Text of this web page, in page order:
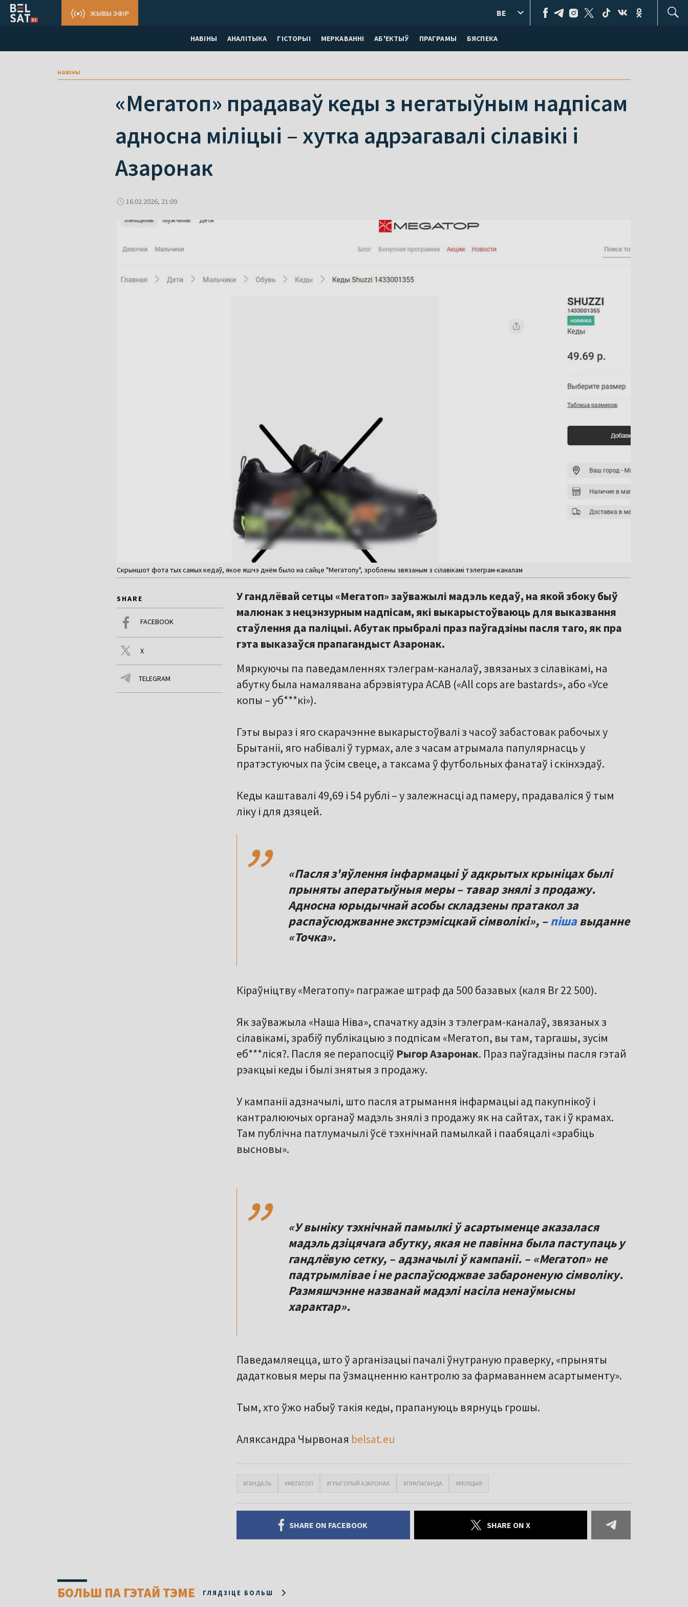
НАВІНЫ АНАЛІТЫКА ГІСТОРЫІ МЕРКАВАННI АБ'ЕКТЫЎ ПРАГРАМЫ БЯСПЕКА
ЖЫВЫ ЭФІР BE
навіны
«Мегатоп» прадаваў кеды з негатыўным надпісам
адносна міліцыі – хутка адрэагавалі сілавікі і
Азаронак
16.02.2026, 21:09
Скрыншот фота тых самых кедаў, якое яшчэ днём было на сайце "Мегатопу", зроблены звязаным з сілавікамі тэлеграм-каналам
SHARE
FACEBOOK
X
TELEGRAM
У гандлёвай сетцы «Мегатоп» заўважылі мадэль кедаў, на якой збоку быў
малюнак з нецэнзурным надпісам, які выкарыстоўваюць для выказвання
стаўлення да паліцыі. Абутак прыбралі праз паўгадзіны пасля таго, як пра
гэта выказаўся прапагандыст Азаронак.
Мяркуючы па паведамленнях тэлеграм-каналаў, звязаных з сілавікамі, на
абутку была намалявана абрэвіятура ACAB («All cops are bastards», або «Усе
копы – уб***кі»).
Гэты выраз і яго скарачэнне выкарыстоўвалі з часоў забастовак рабочых у
Брытаніі, яго набівалі ў турмах, але з часам атрымала папулярнасць у
пратэстуючых па ўсім свеце, а таксама ў футбольных фанатаў і скінхэдаў.
Кеды каштавалі 49,69 і 54 рублі – у залежнасці ад памеру, прадаваліся ў тым
ліку і для дзяцей.
,,
«Пасля з'яўлення інфармацыі ў адкрытых крыніцах былі
прыняты аператыўныя меры – тавар знялі з продажу.
Адносна юрыдычнай асобы складзены пратакол за
распаўсюджванне экстрэмісцкай сімволікі», –пішавыданне
«Точка».
Кіраўніцтву «Мегатопу» пагражае штраф да 500 базавых (каля Br 22 500).
Як заўважыла «Наша Ніва», спачатку адзін з тэлеграм-каналаў, звязаных з
сілавікамі, зрабіў публікацыю з подпісам «Мегатоп, вы там, таргашы, зусім
еб***ліся?. Пасля яе перапосціў Рыгор Азаронак. Праз паўгадзіны пасля гэтай
рэакцыі кеды і былі знятыя з продажу.
У кампаніі адзначылі, што пасля атрымання інфармацыі ад пакупнікоў і
кантралюючых органаў мадэль знялі з продажу як на сайтах, так і ў крамах.
Там публічна патлумачылі ўсё тэхнічнай памылкай і паабяцалі «зрабіць
высновы».
,,
«У выніку тэхнічнай памылкі ў асартыменце аказалася
мадэль дзіцячага абутку, якая не павінна была паступаць у
гандлёвую сетку, – адзначылі ў кампаніі. – «Мегатоп» не
падтрымлівае і не распаўсюджвае забароненую сімволіку.
Размяшчэнне названай мадэлі насіла ненаўмысны
характар».
Паведамляецца, што ў арганізацыі пачалі ўнутраную праверку, «прыняты
дадатковыя меры па ўзмацненню кантролю за фармаваннем асартыменту».
Тым, хто ўжо набыў такія кеды, прапануюць вярнуць грошы.
Аляксандра Чырвоная belsat.eu
#ГАНДАЛЬ #МЕГАТОП #ГРЫГОРЫЙ АЗАРОНАК #ПРАПАГАНДА #МІЛІЦЫЯ
SHARE ON FACEBOOK SHARE ON X
БОЛЬШ ПА ГЭТАЙ ТЭМЕ ГЛЯДЗІЦЕ БОЛЬШ